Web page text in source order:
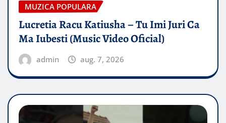
MUZICA POPULARA
Lucretia Racu Katiusha – Tu Imi Juri Ca
Ma Iubesti (Music Video Oficial)
admin aug. 7, 2026